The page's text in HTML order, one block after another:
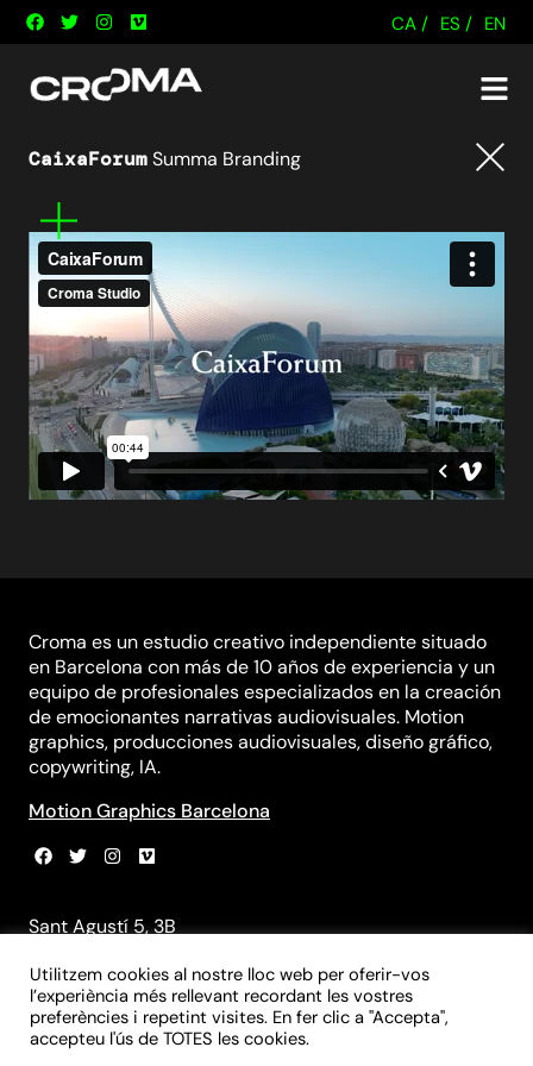
CA / ES / EN
CaixaForumSumma Branding
Mes
informació
Croma es un estudio creativo independiente situado
en Barcelona con más de 10 años de experiencia y un
equipo de profesionales especializados en la creación
de emocionantes narrativas audiovisuales. Motion
graphics, producciones audiovisuales, diseño gráfico,
copywriting, IA.
Motion Graphics Barcelona
Sant Agustí 5, 3B
+34 931 839 981
+34 699 970 055
info@croma-studio.com
Utilitzem cookies al nostre lloc web per oferir-vos
l’experiència més rellevant recordant les vostres
preferències i repetint visites. En fer clic a "Accepta",
accepteu l'ús de TOTES les cookies.